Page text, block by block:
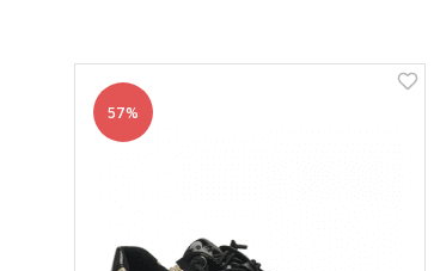
57%